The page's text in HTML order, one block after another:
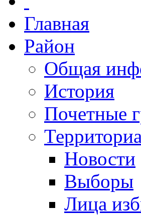
Главная
Район
Общая
История
Почетные
Новости
Выборы
Лица